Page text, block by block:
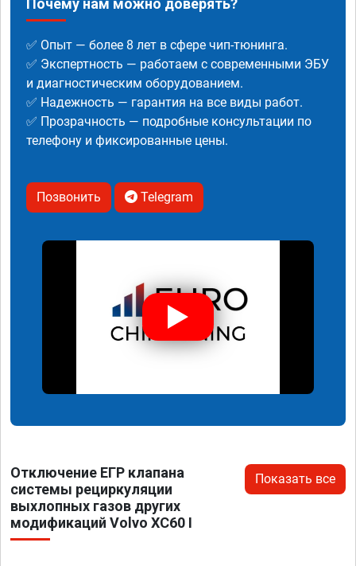
Почему нам можно доверять?
✅ Опыт — более 8 лет в сфере чип-тюнинга.
✅ Экспертность — работаем с современными ЭБУ
и диагностическим оборудованием.
✅ Надежность — гарантия на все виды работ.
✅ Прозрачность — подробные консультации по
телефону и фиксированные цены.
Позвонить Telegram
Отключение ЕГР клапана
системы рециркуляции
выхлопных газов других
модификаций Volvo XC60 I
Показать все